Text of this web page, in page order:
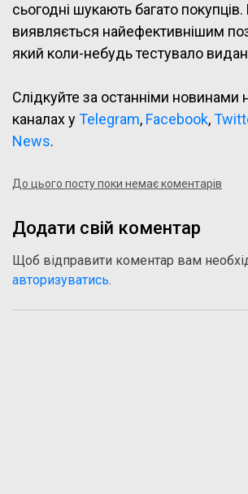
сьогодні шукають багато покупців.
виявляється найефективнішим
який коли-небудь тестувало
Слідкуйте за останніми новинами
каналах уTelegram, Facebook,
News.
До цього посту поки немає коментарів
Додати свій коментар
Щоб відправити коментар вам
авторизуватись.